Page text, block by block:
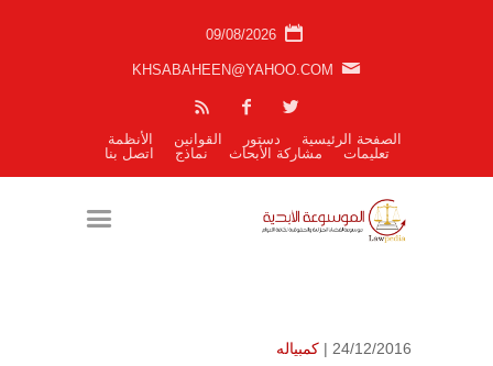
09/08/2026
KHSABAHEEN@YAHOO.COM
الصفحة الرئيسية دستور القوانين
الأنظمة
تعليمات
مشاركة الأبحاث نماذج اتصل بنا
24/12/2016 | كمبياله